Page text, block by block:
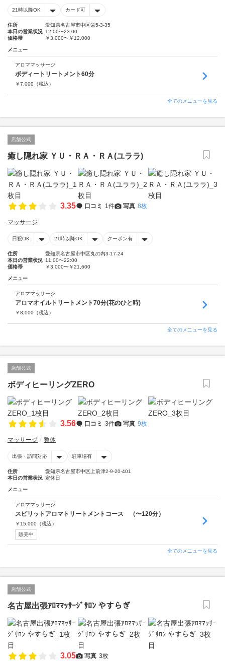
21時以降OK カード可
住所
愛知県名古屋市中区栄5-3-35
本日の営業状況 12:00〜23:00
価格帯
￥3,000〜￥12,000
メニュー
アロママッサージ
ボディートリートメント60分
￥7,000 （税込）
全てのメニューを見る
店舗公式
癒し隠れ家 ＹＵ・ＲＡ・ＲＡ(ユララ)
3.35 口コミ 1件 写真 8枚
マッサージ
日祝OK 21時以降OK クーポン有
住所
愛知県名古屋市中区丸の内3-17-24
本日の営業状況 11:00〜22:00
価格帯
￥3,000〜￥21,600
メニュー
アロママッサージ
アロマオイルトリートメント70分(花のひと時)
￥8,000 （税込）
全てのメニューを見る
店舗公式
ボディヒーリングZERO
3.56 口コミ 3件 写真 9枚
マッサージ 整体
出張・訪問対応 駐車場有
住所
愛知県名古屋市中区上前津2-9-20-401
本日の営業状況 定休日
メニュー
アロママッサージ
スピリットアロマトリートメントコース （〜120分）
￥ 15,000 （税込）
販売中
全てのメニューを見る
店舗公式
名古屋出張ｱﾛﾏﾏｯｻｰｼﾞｻﾛﾝ やすらぎ
3.05 写真 3枚